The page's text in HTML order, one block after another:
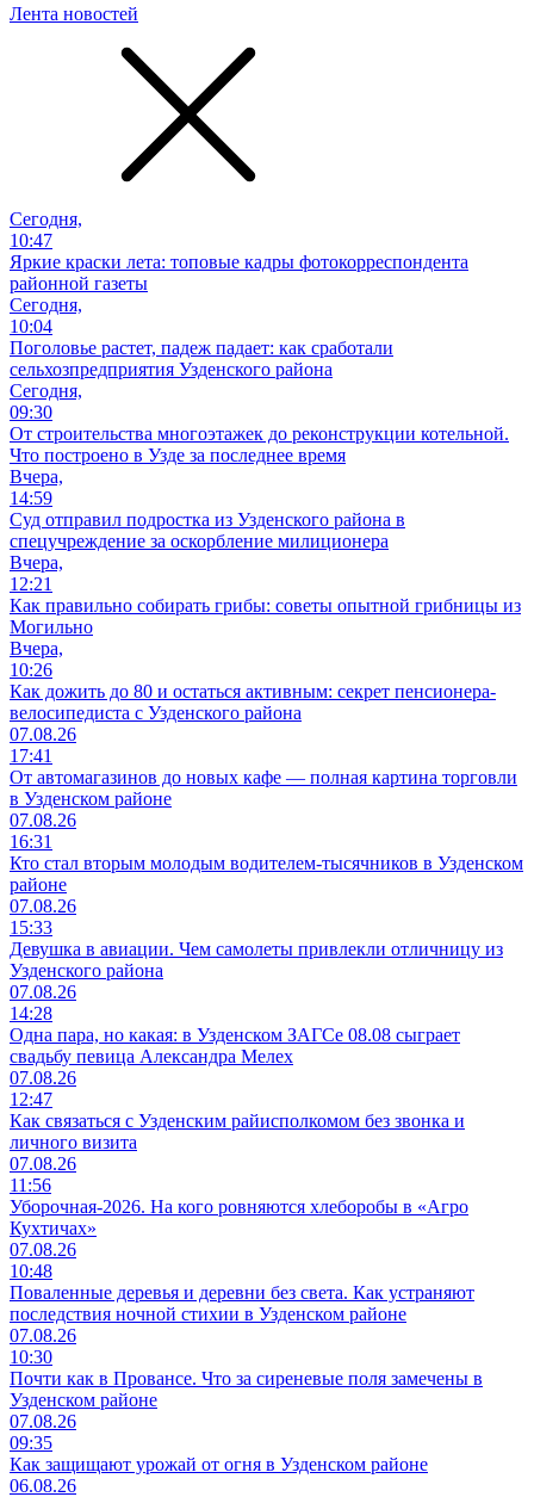
Лента новостей
Сегодня,
10:47
Яркие краски лета: топовые кадры фотокорреспондента
районной газеты
Сегодня,
10:04
Поголовье растет, падеж падает: как сработали
сельхозпредприятия Узденского района
Сегодня,
09:30
От строительства многоэтажек до реконструкции котельной.
Что построено в Узде за последнее время
Вчера,
14:59
Суд отправил подростка из Узденского района в
спецучреждение за оскорбление милиционера
Вчера,
12:21
Как правильно собирать грибы: советы опытной грибницы из
Могильно
Вчера,
10:26
Как дожить до 80 и остаться активным: секрет пенсионера-
велосипедиста с Узденского района
07.08.26
17:41
От автомагазинов до новых кафе — полная картина торговли
в Узденском районе
07.08.26
16:31
Кто стал вторым молодым водителем-тысячников в Узденском
районе
07.08.26
15:33
Девушка в авиации. Чем самолеты привлекли отличницу из
Узденского района
07.08.26
14:28
Одна пара, но какая: в Узденском ЗАГСе 08.08 сыграет
свадьбу певица Александра Мелех
07.08.26
12:47
Как связаться с Узденским райисполкомом без звонка и
личного визита
07.08.26
11:56
Уборочная-2026. На кого ровняются хлеборобы в «Агро
Кухтичах»
07.08.26
10:48
Поваленные деревья и деревни без света. Как устраняют
последствия ночной стихии в Узденском районе
07.08.26
10:30
Почти как в Провансе. Что за сиреневые поля замечены в
Узденском районе
07.08.26
09:35
Как защищают урожай от огня в Узденском районе
06.08.26